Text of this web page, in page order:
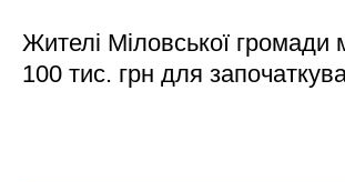
Жителі Міловської
100 тис. грн для